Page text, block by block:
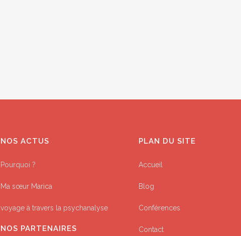
NOS ACTUS
Pourquoi ?
Ma sœur Marica
voyage à travers la psychanalyse
NOS PARTENAIRES
PLAN DU SITE
Accueil
Blog
Conférences
Contact